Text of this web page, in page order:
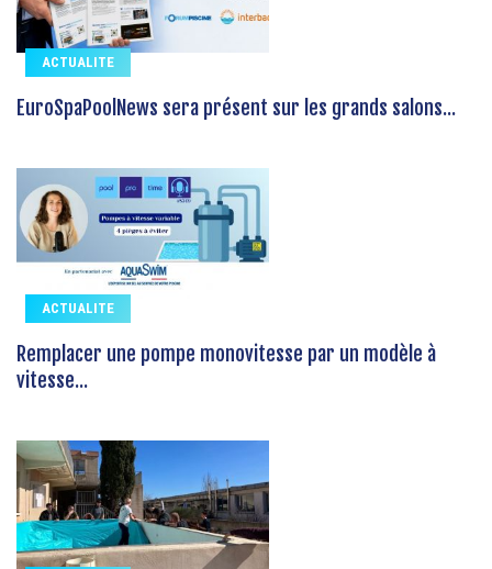
ACTUALITE
EuroSpaPoolNews sera présent sur les grands salons...
ACTUALITE
Remplacer une pompe monovitesse par un modèle à
vitesse...